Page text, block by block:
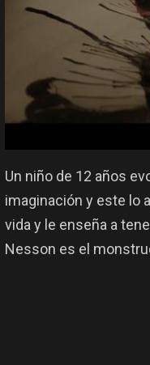
Un niño de 12 años
imaginación y este lo
vida y le enseña a
Nesson es el